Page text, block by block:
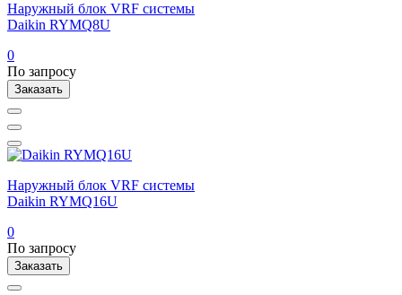
Наружный блок VRF системы
Daikin RYMQ8U
0
По запросу
Заказать
Наружный блок VRF системы
Daikin RYMQ16U
0
По запросу
Заказать